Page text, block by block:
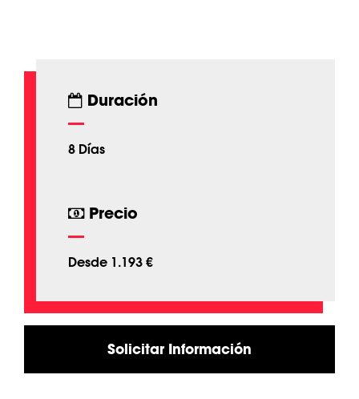
Duración
8 Días
Precio
Desde 1.193 €
Solicitar Información